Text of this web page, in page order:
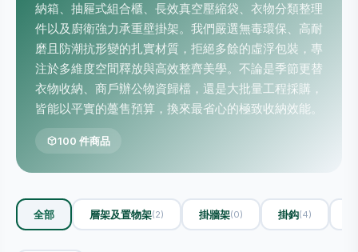
納箱、抽屜式組合櫃、長效真空壓縮袋、衣物分類整理
件以及廚衛強力承重壁掛架。我們嚴選無毒環保、高耐
磨且防潮抗形變的扎實材質，拒絕多餘的虛浮包裝，專
注於多維度空間釋放與高效整齊美學。不論是季節更替
衣物收納、商戶辦公物資歸檔，還是大批量工程採購，
皆能以平實的躉售預算，換來最省心的極致收納效能。
100 件商品
全部 層架及置物架(2) 掛牆架(0) 掛鈎(4)